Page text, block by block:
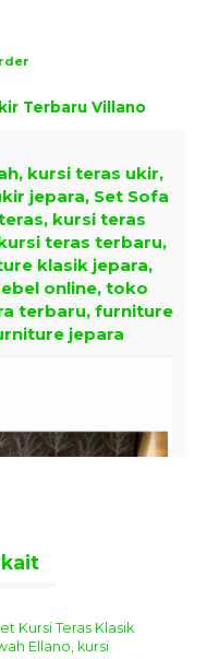
Terbaru Villano
kursi teras ukir,
jepara, Set Sofa
kursi teras
teras terbaru,
klasik jepara,
online, toko
terbaru, furniture
jepara